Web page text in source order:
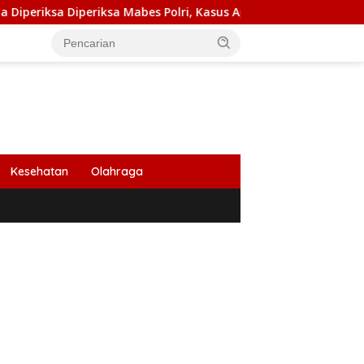
Diperiksa Mabes Polri, Kasus Apa?
Kesehatan Olahraga